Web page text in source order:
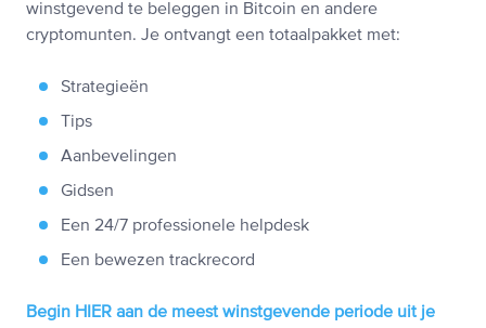
winstgevend te beleggen in Bitcoin en andere
cryptomunten. Je ontvangt een totaalpakket met:
Strategieën
Tips
Aanbevelingen
Gidsen
Een 24/7 professionele helpdesk
Een bewezen trackrecord
Begin HIER aan de meest winstgevende periode uit je